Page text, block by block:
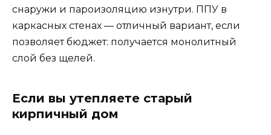
снаружи и пароизоляцию изнутри. ППУ в
каркасных стенах — отличный вариант, если
позволяет бюджет: получается монолитный
слой без щелей.
Если вы утепляете старый
кирпичный дом